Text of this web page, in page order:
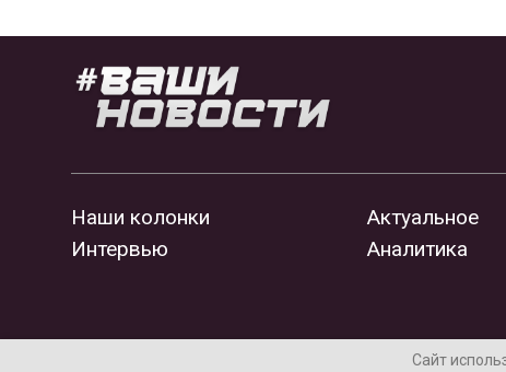
Наши колонки
Интервью
Актуальное
Аналитика
Сайт